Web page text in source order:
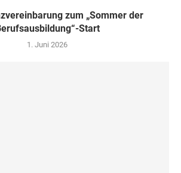
zum „Sommer der
Start
1. Juni 2026